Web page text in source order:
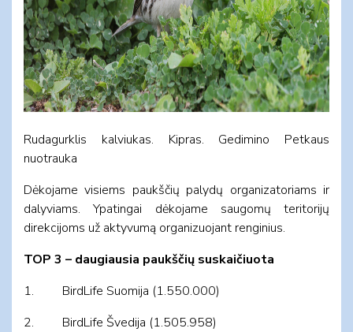
Rudagurklis kalviukas. Kipras. Gedimino Petkaus
nuotrauka
Dėkojame visiems paukščių palydų organizatoriams ir
dalyviams. Ypatingai dėkojame saugomų teritorijų
direkcijoms už aktyvumą organizuojant renginius.
TOP 3 – daugiausia paukščių suskaičiuota
1. BirdLife Suomija (1.550.000)
2. BirdLife Švedija (1.505.958)